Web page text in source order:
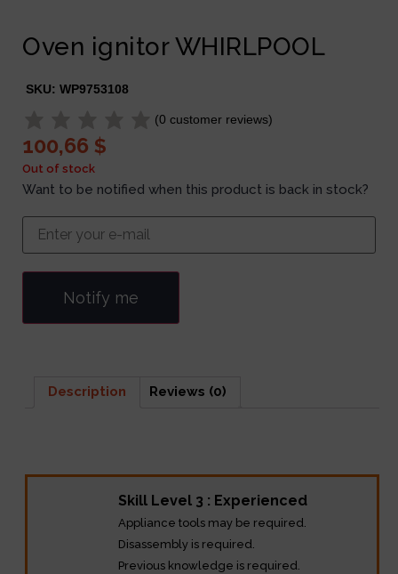
Oven ignitor WHIRLPOOL
SKU: WP9753108
(0 customer reviews)
100,66 $
Out of stock
Want to be notified when this product is back in stock?
Notify me
Description Reviews (0)
Skill Level 3 : Experienced
Appliance tools may be required.
Disassembly is required.
Previous knowledge is required.